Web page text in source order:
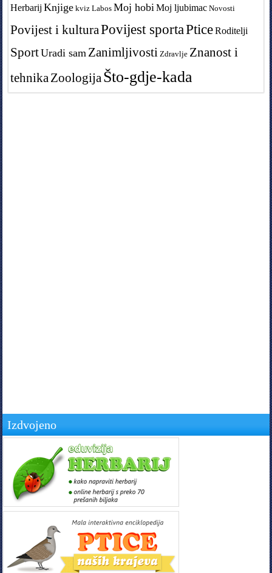
Herbarij Knjige kviz Labos Moj hobi Moj ljubimac Novosti
Povijest i kulturaPovijest sportaPtice Roditelji
SportUradi sam Zanimljivosti Zdravlje Znanost i
tehnika Zoologija Što-gdje-kada
Izdvojeno